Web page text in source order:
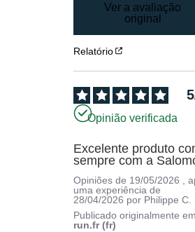
Ver a avaliação
original
Relatório
5
Opinião verificada
Excelente produto
sempre com a
Opiniões de 19/05/2026
,
uma experiência de
28/04/2026 por Philippe C.
Publicado originalmente
run.fr (fr)